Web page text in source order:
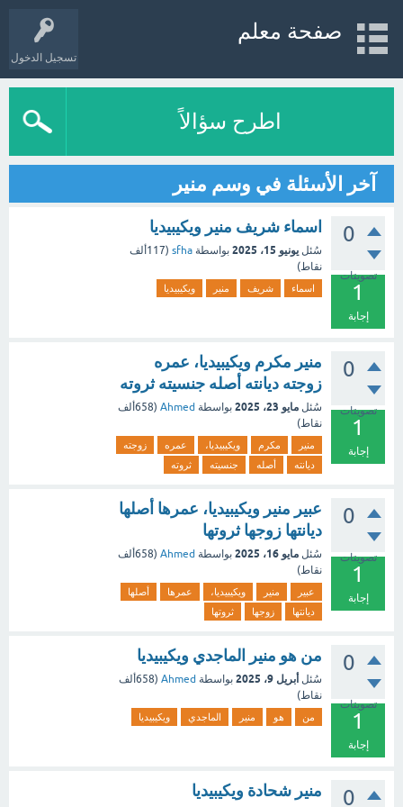
تسجيل الدخول
صفحة معلم
اطرح سؤالاً
آخر الأسئلة في وسم منير
0
تصويتات
1
إجابة
اسماء شريف منير ويكيبيديا
سُئل يونيو 15، 2025 بواسطة sfha
(117ألف
نقاط)
اسماء شريف منير ويكيبيديا
0
تصويتات
1
إجابة
منير مكرم ويكيبيديا، عمره
زوجته ديانته أصله جنسيته ثروته
سُئل مايو 23، 2025 بواسطة Ahmed
(658ألف
نقاط)
منير مكرم ويكيبيديا، عمره
زوجته
ديانته
أصله جنسيته ثروته
0
تصويتات
1
إجابة
عبير منير ويكيبيديا، عمرها أصلها
ديانتها زوجها ثروتها
سُئل مايو 16، 2025 بواسطة Ahmed
(658ألف
نقاط)
عبير منير ويكيبيديا، عمرها
أصلها
ديانتها
زوجها ثروتها
0
تصويتات
1
إجابة
من هو منير الماجدي ويكيبيديا
سُئل أبريل 9، 2025 بواسطة Ahmed
(658ألف
نقاط)
من هو منير الماجدي ويكيبيديا
0 منير شحادة ويكيبيديا